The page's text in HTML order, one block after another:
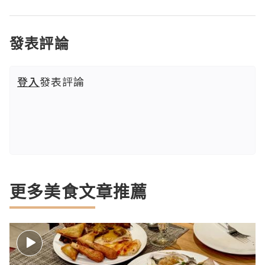
發表評論
登入發表評論
更多美食文章推薦